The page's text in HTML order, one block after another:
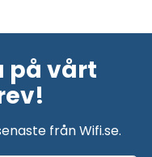
på vårt
från Wifi.se.